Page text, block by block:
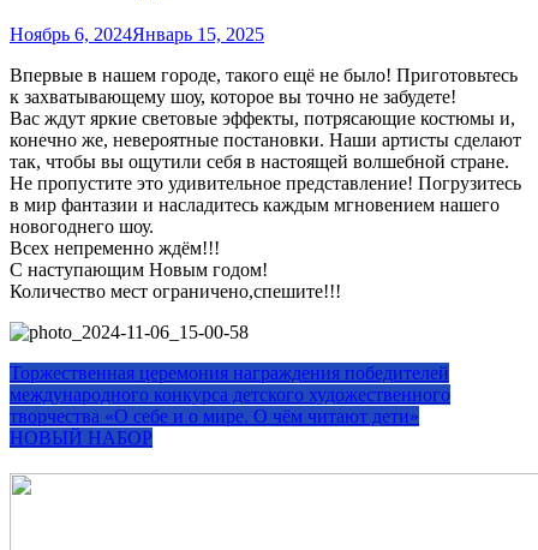
Ноябрь 6, 2024Январь 15, 2025
Впервые в нашем городе, такого ещё не было! Приготовьтесь
к захватывающему шоу, которое вы точно не забудете!
Вас ждут яркие световые эффекты, потрясающие костюмы и,
конечно же, невероятные постановки. Наши артисты сделают
так, чтобы вы ощутили себя в настоящей волшебной стране.
Не пропустите это удивительное представление! Погрузитесь
в мир фантазии и насладитесь каждым мгновением нашего
новогоднего шоу.
Всех непременно ждём!!!
С наступающим Новым годом!
Количество мест ограничено,спешите!!!
Торжественная церемония награждения победителей
международного конкурса детского художественного
творчества «О себе и о мире. О чём читают дети»
НОВЫЙ НАБОР